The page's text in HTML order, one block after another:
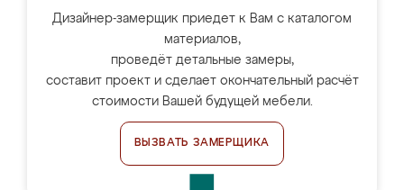
Дизайнер-замерщик приедет к Вам с каталогом
материалов,
проведёт детальные замеры,
составит проект и сделает окончательный расчёт
стоимости Вашей будущей мебели.
ВЫЗВАТЬ ЗАМЕРЩИКА